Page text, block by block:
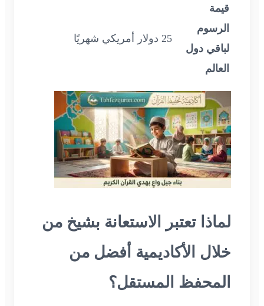
قيمة
الرسوم
لباقي دول
العالم
25 دولار أمريكي شهريًا
لماذا تعتبر الاستعانة بشيخ من
خلال الأكاديمية أفضل من
المحفظ المستقل؟